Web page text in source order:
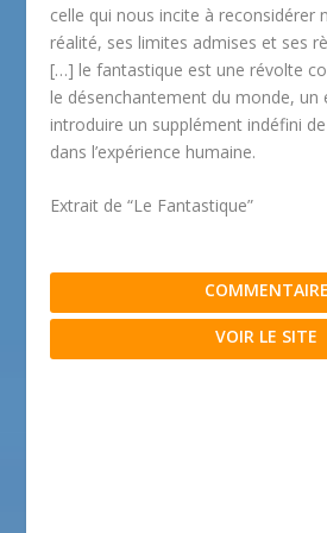
celle qui nous incite à reconsidérer
réalité, ses limites admises et ses
[…] le fantastique est une révolte
le désenchantement du monde,
introduire un supplément indéfini
dans l’expérience humaine.
Extrait de “Le Fantastique”
COMMENTAIRE
VOIR LE SITE